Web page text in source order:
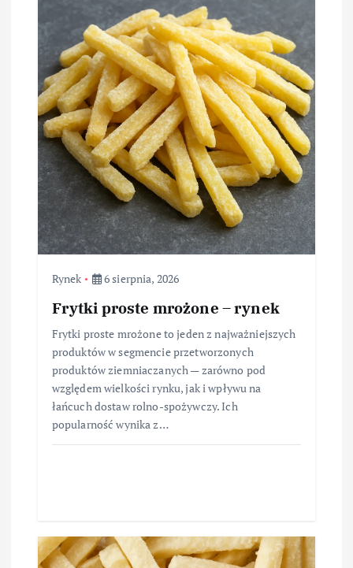
Rynek 6 sierpnia, 2026
Frytki proste mrożone – rynek
Frytki proste mrożone to jeden z najważniejszych
produktów w segmencie przetworzonych
produktów ziemniaczanych — zarówno pod
względem wielkości rynku, jak i wpływu na
łańcuch dostaw rolno-spożywczy. Ich
popularność wynika z…